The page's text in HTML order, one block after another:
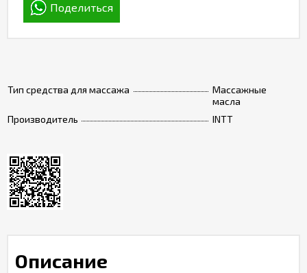
Тип средства для массажа
Массажные
масла
Производитель
INTT
Поделиться
Описание